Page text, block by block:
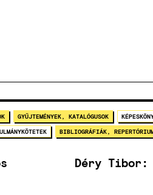
GYŰJTEMÉNYEK, KATALÓGUSOK
BIBLIOGRÁFIÁK,
Déry Tibor: